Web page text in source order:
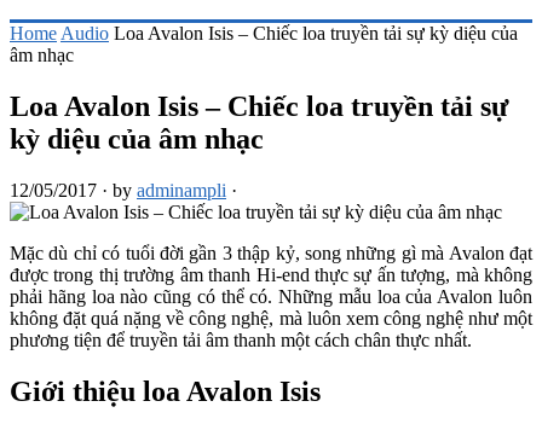
Home Audio Loa Avalon Isis – Chiếc loa truyền tải sự kỳ diệu của
âm nhạc
Loa Avalon Isis – Chiếc loa truyền tải sự
kỳ diệu của âm nhạc
12/05/2017 · by adminampli ·
Mặc dù chỉ có tuổi đời gần 3 thập kỷ, song những gì mà Avalon đạt
được trong thị trường âm thanh Hi-end thực sự ấn tượng, mà không
phải hãng loa nào cũng có thể có. Những mẫu loa của Avalon luôn
không đặt quá nặng về công nghệ, mà luôn xem công nghệ như một
phương tiện để truyền tải âm thanh một cách chân thực nhất.
Giới thiệu loa Avalon Isis